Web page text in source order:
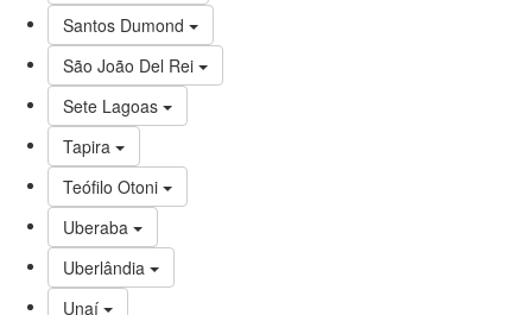
Santos Dumond
São João Del Rei
Sete Lagoas
Tapira
Teófilo Otoni
Uberaba
Uberlândia
Unaí